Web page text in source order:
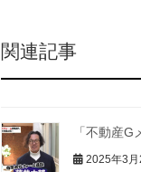
関連記事
「不動産G
2025年3月